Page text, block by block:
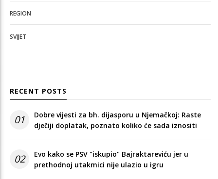
REGION
SVIJET
RECENT POSTS
01
Dobre vijesti za bh. dijasporu u Njemačkoj: Raste
dječiji doplatak, poznato koliko će sada iznositi
02
Evo kako se PSV "iskupio" Bajraktareviću jer u
prethodnoj utakmici nije ulazio u igru